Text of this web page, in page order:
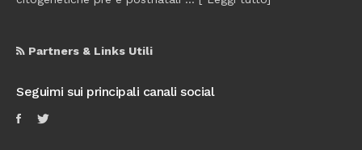
Partners & Links Utili
Seguimi sui principali canali social